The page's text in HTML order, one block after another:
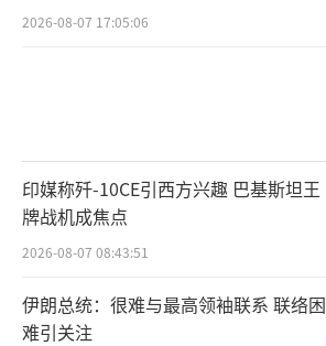
2026-08-07 17:05:06
印媒称歼-10CE引西方兴趣 巴基斯坦王
牌战机成焦点
2026-08-07 08:43:51
伊朗总统：很难与最高领袖联系 联络困
难引关注